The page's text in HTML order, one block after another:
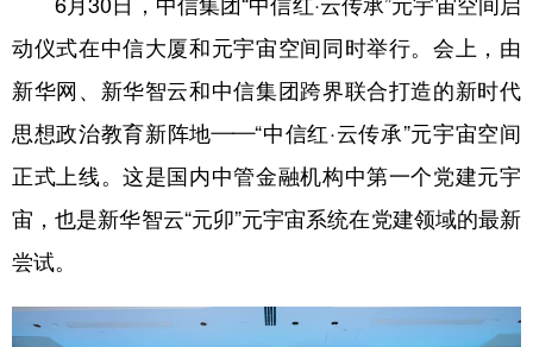
科技 科创 量子 体育
文化 书画 健康 军事
法律 中央文件 金融 汽车
食品 人居 信息化 数字经济
学术中国
城市 旅游
6月30日，中信集团“中信红·云传承”元宇宙空间启
动仪式在中信大厦和元宇宙空间同时举行。会上，由
新华网、新华智云和中信集团跨界联合打造的新时代
思想政治教育新阵地——“中信红·云传承”元宇宙空间
正式上线。这是国内中管金融机构中第一个党建元宇
宙，也是新华智云“元卯”元宇宙系统在党建领域的最新
尝试。